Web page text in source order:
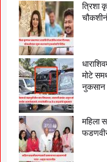
त्रिशा
मोटे
नुकसान
महिला